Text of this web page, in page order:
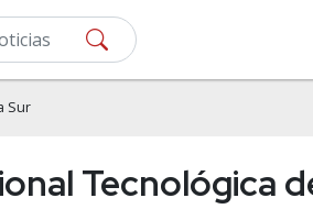
Sur
Tecnológica